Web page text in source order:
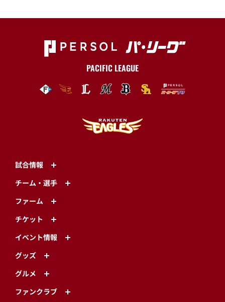
PACIFIC LEAGUE
試合情報
チーム・選手
ファーム
チケット
イベント情報
グッズ
グルメ
ファンクラブ